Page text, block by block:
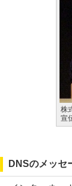
株
宣
DNSのメッセ